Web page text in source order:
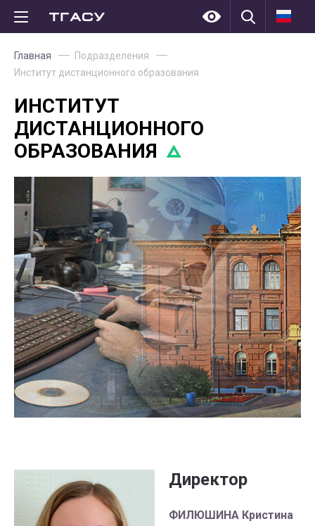
Главная
Подразделения
Институт дистанционного образования
ИНСТИТУТ
ДИСТАНЦИОННОГО
ОБРАЗОВАНИЯ
Директор
ФИЛЮШИНА Кристина